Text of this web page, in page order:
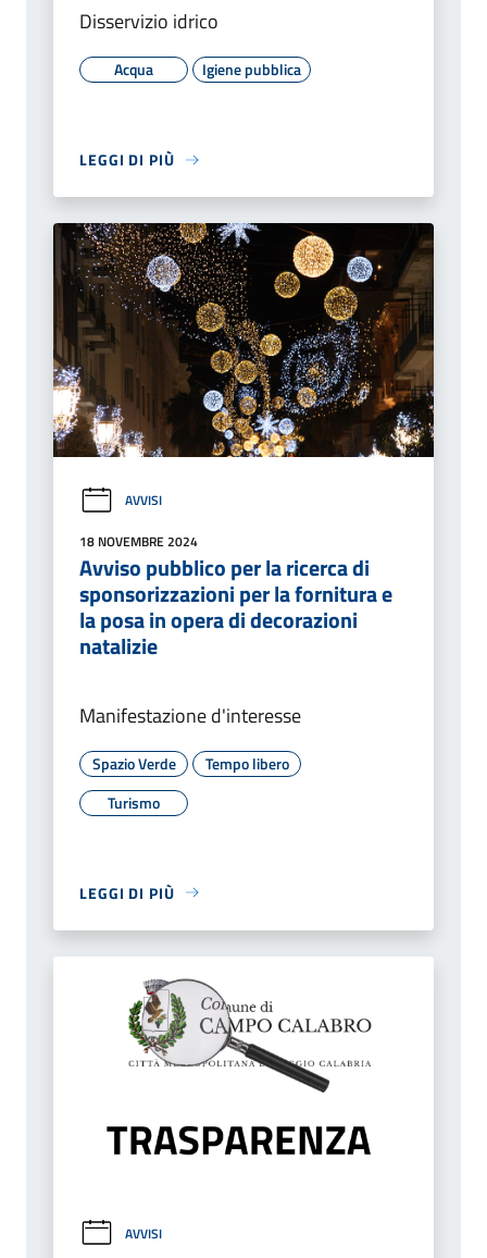
Disservizio idrico
Acqua Igiene pubblica
LEGGI DI PIÙ
AVVISI
18 NOVEMBRE 2024
Avviso pubblico per la ricerca di
sponsorizzazioni per la fornitura e
la posa in opera di decorazioni
natalizie
Manifestazione d'interesse
Spazio Verde
Tempo libero
Turismo
LEGGI DI PIÙ
AVVISI